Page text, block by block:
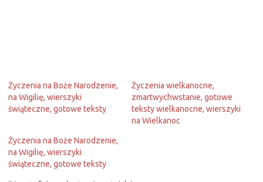
Życzenia na Boże Narodzenie,
na Wigilię, wierszyki
świąteczne, gotowe teksty
Życzenia wielkanocne,
zmartwychwstanie, gotowe
teksty wielkanocne, wierszyki
na Wielkanoc
Życzenia na Boże Narodzenie,
na Wigilię, wierszyki
świąteczne, gotowe teksty